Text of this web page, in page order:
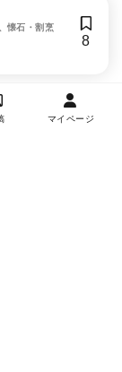
懐石・割烹
8
マイページ